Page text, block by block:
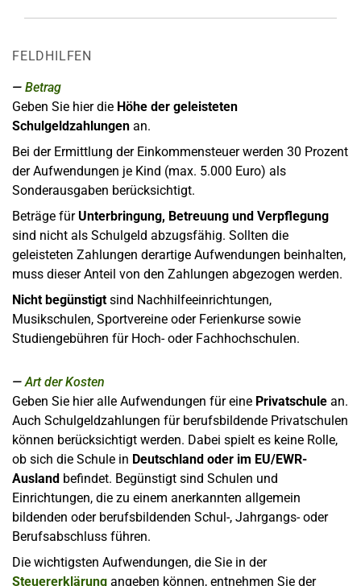
FELDHILFEN
Betrag
Geben Sie hier die Höhe der geleisteten
Schulgeldzahlungen an.
Bei der Ermittlung der Einkommensteuer werden 30 Prozent
der Aufwendungen je Kind (max. 5.000 Euro) als
Sonderausgaben berücksichtigt.
Beträge für Unterbringung, Betreuung und Verpflegung
sind nicht als Schulgeld abzugsfähig. Sollten die
geleisteten Zahlungen derartige Aufwendungen beinhalten,
muss dieser Anteil von den Zahlungen abgezogen werden.
Nicht begünstigtsind Nachhilfeeinrichtungen,
Musikschulen, Sportvereine oder Ferienkurse sowie
Studiengebühren für Hoch- oder Fachhochschulen.
Art der Kosten
Geben Sie hier alle Aufwendungen für eine Privatschule an.
Auch Schulgeldzahlungen für berufsbildende Privatschulen
können berücksichtigt werden. Dabei spielt es keine Rolle,
ob sich die Schule in Deutschland oder im EU/EWR-
Ausland befindet. Begünstigt sind Schulen und
Einrichtungen, die zu einem anerkannten allgemein
bildenden oder berufsbildenden Schul-, Jahrgangs- oder
Berufsabschluss führen.
Die wichtigsten Aufwendungen, die Sie in der
Steuererklärung angeben können, entnehmen Sie der